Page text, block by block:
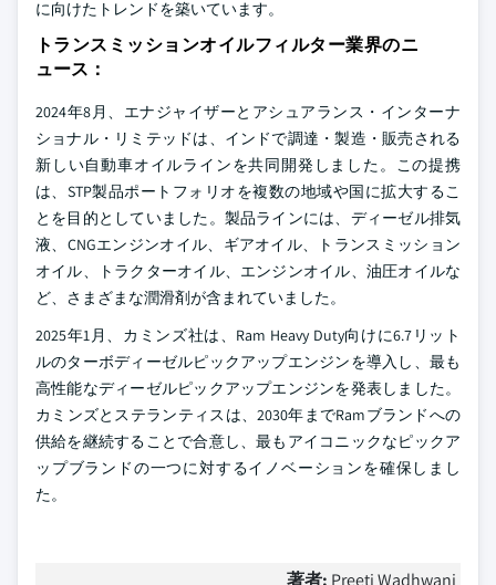
に向けたトレンドを築いています。
トランスミッションオイルフィルター業界のニ
ュース：
2024年8月、エナジャイザーとアシュアランス・インターナ
ショナル・リミテッドは、インドで調達・製造・販売される
新しい自動車オイルラインを共同開発しました。この提携
は、STP製品ポートフォリオを複数の地域や国に拡大するこ
とを目的としていました。製品ラインには、ディーゼル排気
液、CNGエンジンオイル、ギアオイル、トランスミッション
オイル、トラクターオイル、エンジンオイル、油圧オイルな
ど、さまざまな潤滑剤が含まれていました。
2025年1月、カミンズ社は、Ram Heavy Duty向けに6.7リット
ルのターボディーゼルピックアップエンジンを導入し、最も
高性能なディーゼルピックアップエンジンを発表しました。
カミンズとステランティスは、2030年までRamブランドへの
供給を継続することで合意し、最もアイコニックなピックア
ップブランドの一つに対するイノベーションを確保しまし
た。
著者: Preeti Wadhwani